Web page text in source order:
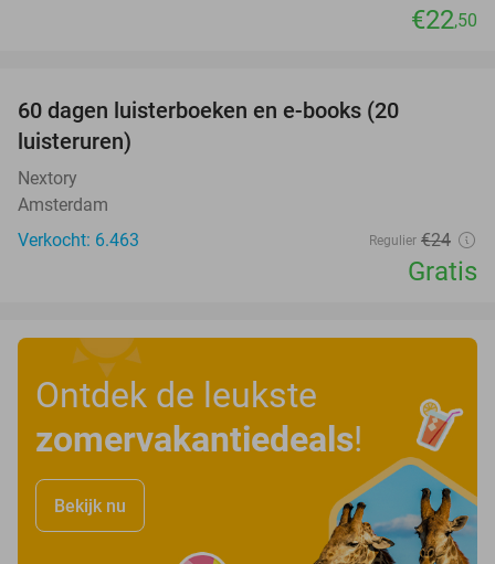
€22,50
60 dagen luisterboeken en e-books (20
luisteruren)
Nextory
Amsterdam
Verkocht: 6.463
Regulier €24
Gratis
Ontdek de leukste
zomervakantiedeals!
Bekijk nu